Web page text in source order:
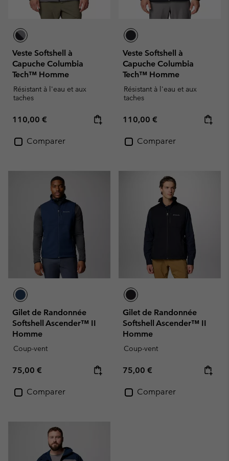
Veste Softshell à
Capuche Columbia
Tech™ Homme
Résistant à l'eau et aux
taches
Regular price:
110,00 €
Comparer
Veste Softshell à
Capuche Columbia
Tech™ Homme
Résistant à l'eau et aux
taches
Regular price:
110,00 €
Comparer
Gilet de Randonnée
Softshell Ascender™ II
Homme
Coup-vent
Regular price:
75,00 €
Comparer
Gilet de Randonnée
Softshell Ascender™ II
Homme
Coup-vent
Regular price:
75,00 €
Comparer